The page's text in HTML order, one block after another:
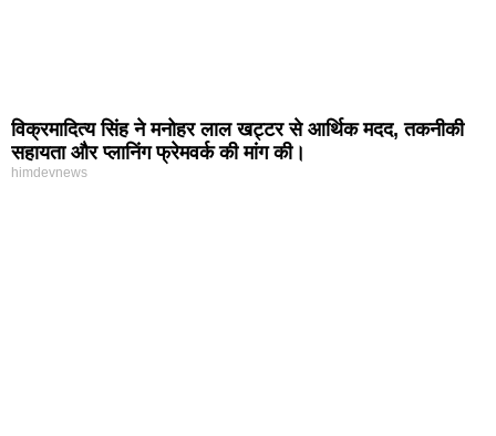
विक्रमादित्य सिंह ने मनोहर लाल खट्टर से आर्थिक मदद, तकनीकी
सहायता और प्लानिंग फ्रेमवर्क की मांग की।
himdevnews